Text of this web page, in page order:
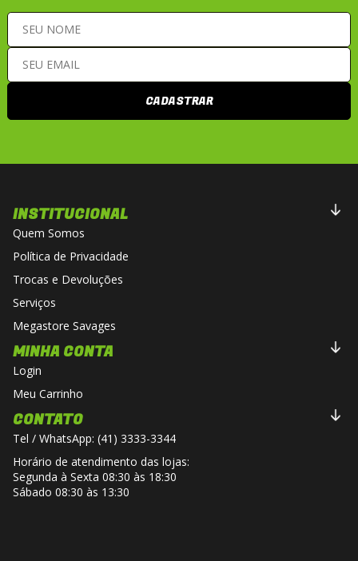
CADASTRAR
INSTITUCIONAL
Quem Somos
Política de Privacidade
Trocas e Devoluções
Serviços
Megastore Savages
MINHA CONTA
Login
Meu Carrinho
CONTATO
Tel / WhatsApp: (41) 3333-3344
Horário de atendimento das lojas:
Segunda à Sexta 08:30 às 18:30
Sábado 08:30 às 13:30